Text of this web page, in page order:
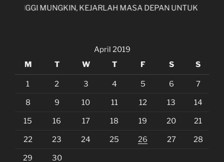
MUNGKIN, KEJARLAH MASA DEPAN UNTUK MERAIH CITA
April 2019
M
T W T F S S
1 2 3 4 5 6 7
8 9 10 11 12 13 14
15 16 17 18 19 20 21
22 23 24 25 26 27 28
29 30